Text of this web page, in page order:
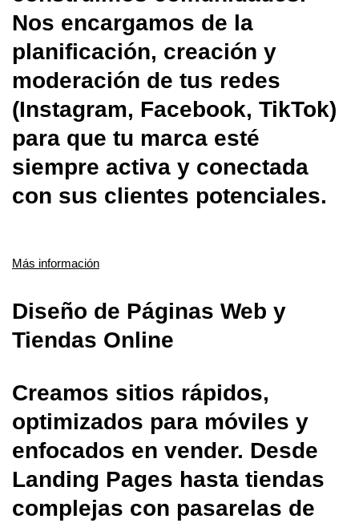
Nos encargamos de la
planificación, creación y
moderación de tus redes
(Instagram, Facebook, TikTok)
para que tu marca esté
siempre activa y conectada
con sus clientes potenciales.
Más información
Diseño de Páginas Web y
Tiendas Online
Creamos sitios rápidos,
optimizados para móviles y
enfocados en vender. Desde
Landing Pages hasta tiendas
complejas con pasarelas de